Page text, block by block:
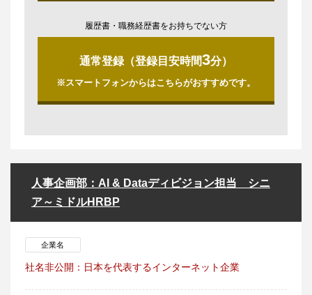
履歴書・職務経歴書をお持ちでない方
通常登録（登録目安時間3分）
※スマートフォンからはこちらがおすすめです。
人事企画部：AI & Dataディビジョン担当 シニ
ア～ミドルHRBP
企業名
社名非公開：日本を代表するインターネット企業